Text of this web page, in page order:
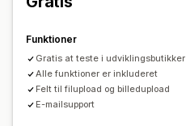
Funktioner
Gratis at teste i udviklingsbutikker
Alle funktioner er inkluderet
Felt til filupload og billedupload
E-mailsupport